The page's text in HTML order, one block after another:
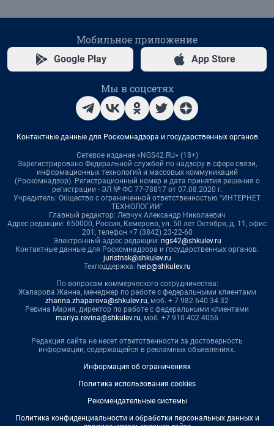
Мобильное приложение
Google Play App Store
Мы в соцсетях
Контактные данные для Роскомнадзора и государственных органов
Сетевое издание «NGS42.RU» (18+)
Зарегистрировано Федеральной службой по надзору в сфере связи,
информационных технологий и массовых коммуникаций
(Роскомнадзор). Регистрационный номер и дата принятия решения о
регистрации - ЭЛ № ФС 77-78817 от 07.08.2020 г.
Учредитель: Общество с ограниченной ответственностью "ИНТЕРНЕТ
ТЕХНОЛОГИИ"
Главный редактор: Левчук Александр Николаевич
Адрес редакции: 650000, Россия, Кемерово, ул. 50 лет Октября, д. 11, офис
201, телефон +7 (3842) 23-22-60
Электронный адрес редакции: ngs42@shkulev.ru
Контактные данные для Роскомнадзора и государственных органов:
juristnsk@shkulev.ru
Техподдержка: help@shkulev.ru
По вопросам коммерческого сотрудничества:
Жапарова Жанна, менеджер по работе с федеральными клиентами
zhanna.zhaparova@shkulev.ru, моб. + 7 982 640 34 32
Ревина Мария, директор по работе с федеральными клиентами
mariya.revina@shkulev.ru, моб. +7 910 402 4056
Редакция сайта не несет ответственности за достоверность
информации, содержащейся в рекламных объявлениях.
Информация об ограничениях
Политика использования cookies
Рекомендательные системы
Политика конфиденциальности и обработки персональных данных и